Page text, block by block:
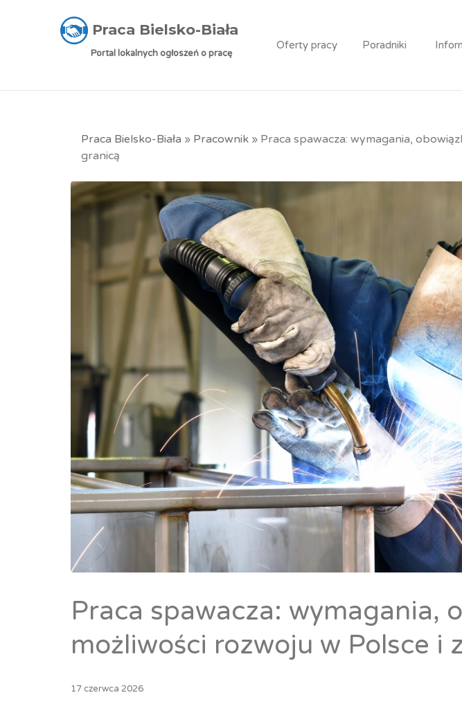
Praca Bielsko-Biała
Portal lokalnych ogłoszeń o pracę
Oferty pracy Poradniki
Praca Bielsko-Biała » Pracownik » Praca spawacza: wymagania,
granicą
Praca spawacza: wymagania,
możliwości rozwoju w Polsce i
17 czerwca 2026